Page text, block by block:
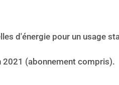
d'énergie pour un usage
2021 (abonnement compris).